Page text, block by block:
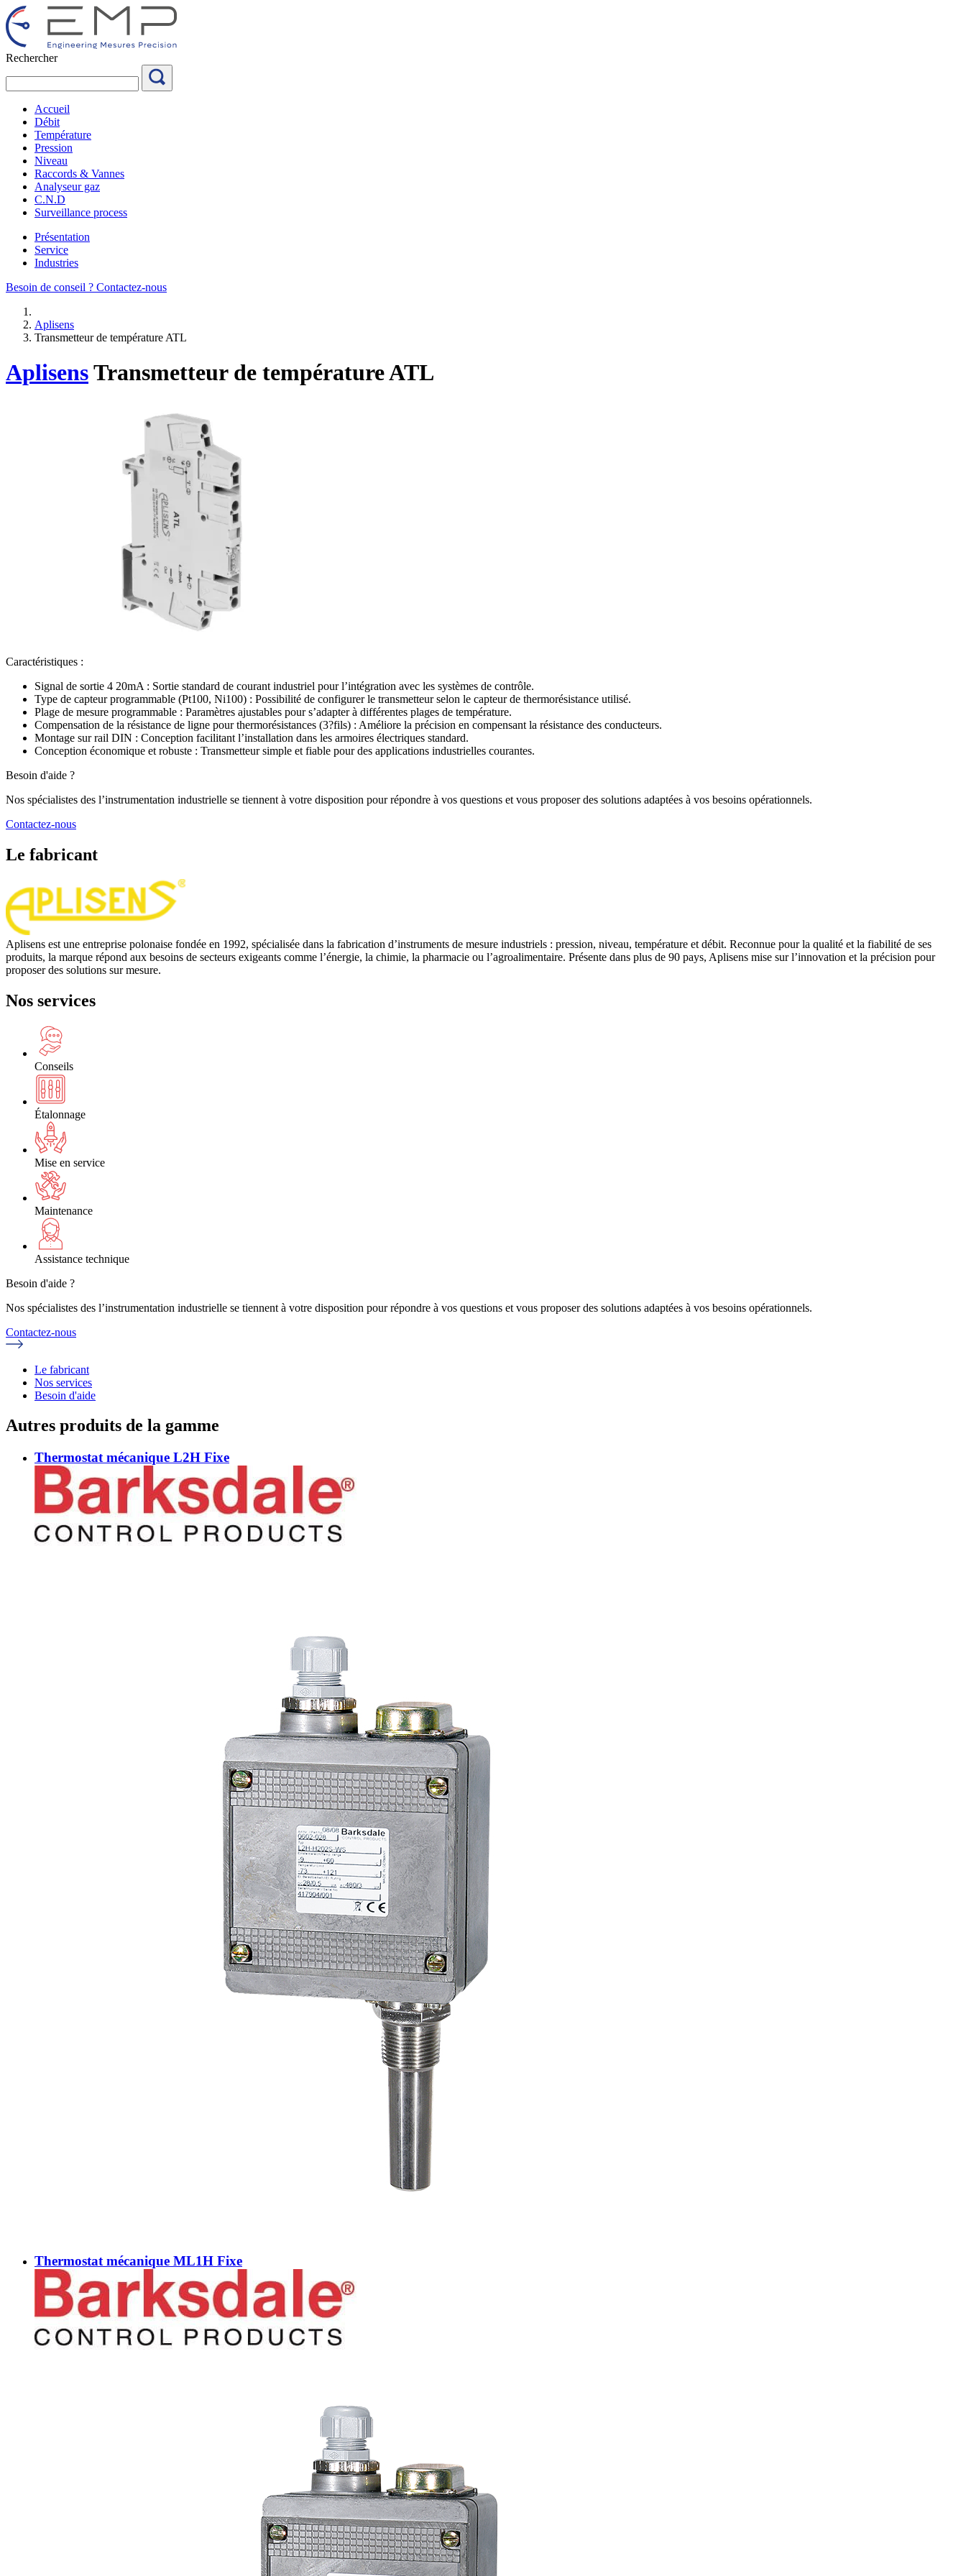
Aller
au
contenu
Rechercher
Accueil
Débit
Température
Pression
Niveau
Raccords & Vannes
Analyseur gaz
C.N.D
Surveillance process
Présentation
Service
Industries
Besoin de conseil ? Contactez-nous
Aplisens
Transmetteur de température ATL
AplisensTransmetteur de température ATL
Caractéristiques :
Signal de sortie 4 20mA : Sortie standard de courant industriel pour l’intégration avec les systèmes de contrôle.
Type de capteur programmable (Pt100, Ni100) : Possibilité de configurer le transmetteur selon le capteur de thermorésistance utilisé.
Plage de mesure programmable : Paramètres ajustables pour s’adapter à différentes plages de température.
Compensation de la résistance de ligne pour thermorésistances (3?fils) : Améliore la précision en compensant la résistance des conducteurs.
Montage sur rail DIN : Conception facilitant l’installation dans les armoires électriques standard.
Conception économique et robuste : Transmetteur simple et fiable pour des applications industrielles courantes.
Besoin d'aide ?
Nos spécialistes des l’instrumentation industrielle se tiennent à votre disposition pour répondre à vos questions et vous proposer des solutions adaptées à vos besoins opérationnels.
Contactez-nous
Le fabricant
Aplisens est une entreprise polonaise fondée en 1992, spécialisée dans la fabrication d’instruments de mesure industriels : pression, niveau, température et débit. Reconnue pour la qualité et la fiabilité de ses
produits, la marque répond aux besoins de secteurs exigeants comme l’énergie, la chimie, la pharmacie ou l’agroalimentaire. Présente dans plus de 90 pays, Aplisens mise sur l’innovation et la précision pour
proposer des solutions sur mesure.
Nos services
Conseils
Étalonnage
Mise en service
Maintenance
Assistance technique
Besoin d'aide ?
Nos spécialistes des l’instrumentation industrielle se tiennent à votre disposition pour répondre à vos questions et vous proposer des solutions adaptées à vos besoins opérationnels.
Contactez-nous
Le fabricant
Nos services
Besoin d'aide
Autres produits de la gamme
Thermostat mécanique L2H Fixe
Thermostat mécanique ML1H Fixe